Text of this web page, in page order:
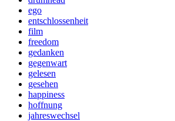
ego
entschlossenheit
film
freedom
gedanken
gegenwart
gelesen
gesehen
happiness
hoffnung
jahreswechsel